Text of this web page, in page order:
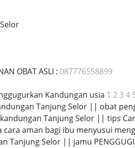
OBAT ASLI : 087776558899
Kandungan usia 1 2 3 4
Tanjung Selor || obat
Tanjung Selor || tips
aman bagi ibu menyusui
Tanjung Selor || jamu